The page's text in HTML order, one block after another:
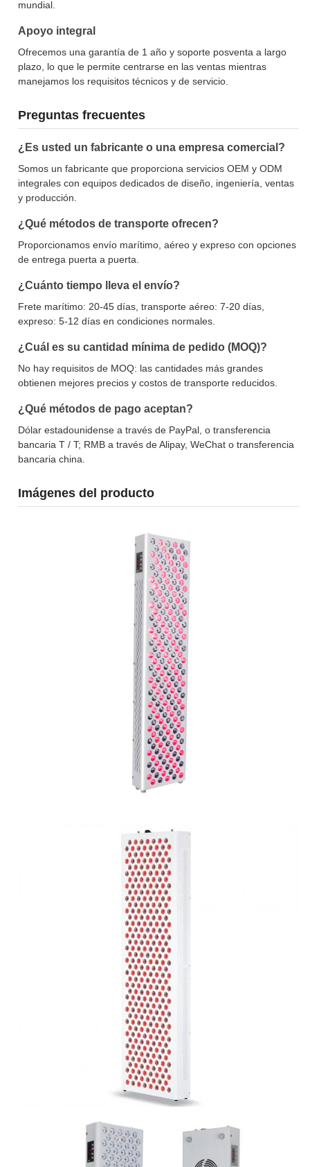
mundial.
Apoyo integral
Ofrecemos una garantía de 1 año y soporte posventa a largo
plazo, lo que le permite centrarse en las ventas mientras
manejamos los requisitos técnicos y de servicio.
Preguntas frecuentes
¿Es usted un fabricante o una empresa comercial?
Somos un fabricante que proporciona servicios OEM y ODM
integrales con equipos dedicados de diseño, ingeniería, ventas
y producción.
¿Qué métodos de transporte ofrecen?
Proporcionamos envío marítimo, aéreo y expreso con opciones
de entrega puerta a puerta.
¿Cuánto tiempo lleva el envío?
Frete marítimo: 20-45 días, transporte aéreo: 7-20 días,
expreso: 5-12 días en condiciones normales.
¿Cuál es su cantidad mínima de pedido (MOQ)?
No hay requisitos de MOQ: las cantidades más grandes
obtienen mejores precios y costos de transporte reducidos.
¿Qué métodos de pago aceptan?
Dólar estadounidense a través de PayPal, o transferencia
bancaria T / T; RMB a través de Alipay, WeChat o transferencia
bancaria china.
Imágenes del producto